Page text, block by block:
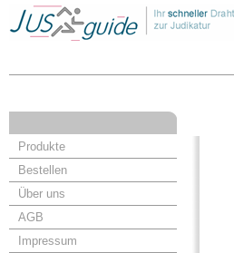
Produkte
Bestellen
Über uns
AGB
Impressum